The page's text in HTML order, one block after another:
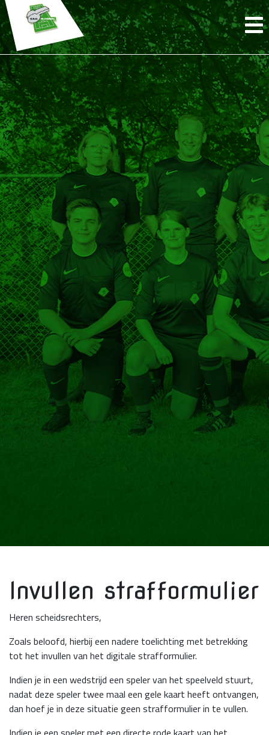
Invullen strafformulier
Heren scheidsrechters,
Zoals beloofd, hierbij een nadere toelichting met betrekking
tot het invullen van het digitale strafformulier.
Indien je in een wedstrijd een speler van het speelveld stuurt,
nadat deze speler twee maal een gele kaart heeft ontvangen,
dan hoef je in deze situatie geen strafformulier in te vullen.